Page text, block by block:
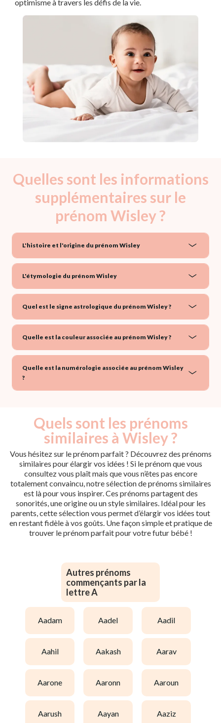
optimisme à travers les défis de la vie.
Quelles sont les informations
supplémentaires sur le
prénom Wisley ?
L'histoire et l'origine du prénom Wisley
L'étymologie du prénom Wisley
Quel est le signe astrologique du prénom Wisley ?
Quelle est la couleur associée au prénom Wisley ?
Quelle est la numérologie associée au prénom Wisley
?
Quels sont les prénoms
similaires à Wisley ?
Vous hésitez sur le prénom parfait ? Découvrez des prénoms
similaires pour élargir vos idées ! Si le prénom que vous
consultez vous plaît mais que vous n’êtes pas encore
totalement convaincu, notre sélection de prénoms similaires
est là pour vous inspirer. Ces prénoms partagent des
sonorités, une origine ou un style similaires. Idéal pour les
parents, cette sélection vous permet d’élargir vos idées tout
en restant fidèle à vos goûts. Une façon simple et pratique de
trouver le prénom parfait pour votre futur bébé !
Autres prénoms
commençants par la
lettre A
aadam aadel aadil
aahil aakash aarav
aarone aaronn aaroun
aarush aayan aaziz